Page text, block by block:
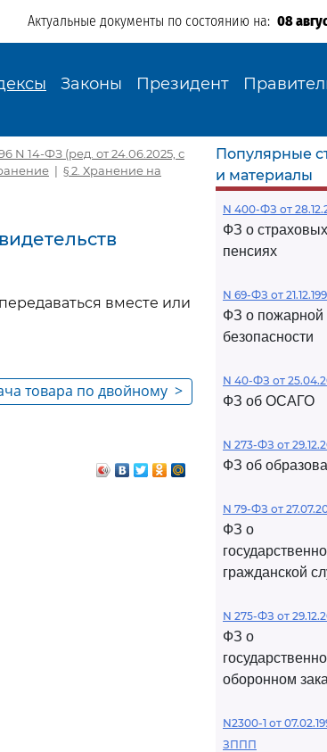
Актуальные документы по состоянию на: 08
Законы Президент
N 14-ФЗ (ред. от 24.06.2025, с
| § 2. Хранение на
вместе или
>
товара по двойному
Популярные
и материалы
N 400-ФЗ от
ФЗ о страховых
пенсиях
N 69-ФЗ от
ФЗ о пожарной
безопасности
N 40-ФЗ от
ФЗ об ОСАГО
N 273-ФЗ от
ФЗ об
N 79-ФЗ от
ФЗ о
гражданской
N 275-ФЗ от
ФЗ о
оборонном
N2300-1 от
ЗППП